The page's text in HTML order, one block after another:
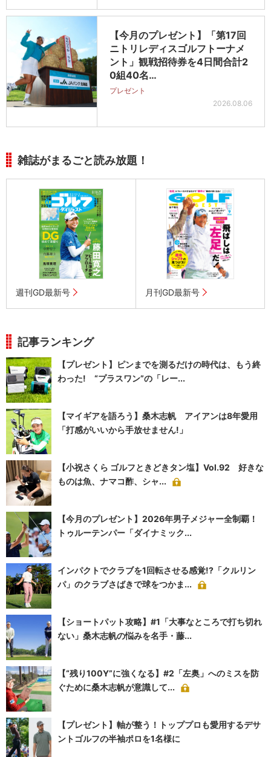
【今月のプレゼント】「第17回
ニトリレディスゴルフトーナメ
ント」観戦招待券を4日間合計2
0組40名…
プレゼント
2026.08.06
雑誌がまるごと読み放題！
週刊GD最新号 月刊GD最新号
記事ランキング
【プレゼント】ピンまでを測るだけの時代は、もう終
わった! “プラスワン”の「レー...
【マイギアを語ろう】桑木志帆 アイアンは8年愛用
「打感がいいから手放せません!」
【小祝さくら ゴルフときどきタン塩】Vol.92 好きな
ものは魚、ナマコ酢、シャ...
【今月のプレゼント】2026年男子メジャー全制覇！
トゥルーテンパー「ダイナミック...
インパクトでクラブを1回転させる感覚!?「クルリン
パ」のクラブさばきで球をつかま...
【ショートパット攻略】#1「大事なところで打ち切れ
ない」桑木志帆の悩みを名手・藤...
【“残り100Y”に強くなる】#2「左奥」へのミスを防
ぐために桑木志帆が意識して...
【プレゼント】軸が整う！トッププロも愛用するデサ
ントゴルフの半袖ポロを1名様に